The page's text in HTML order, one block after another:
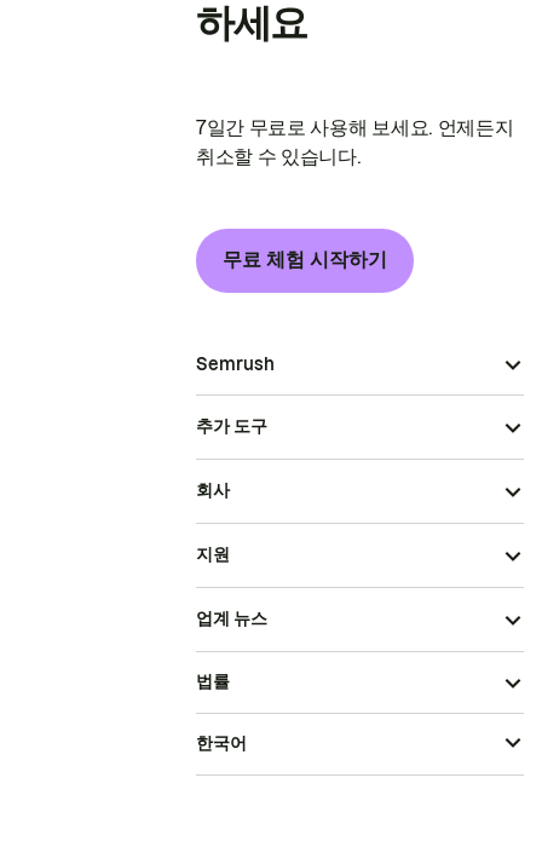
하세요
7일간 무료로 사용해 보세요. 언제든지
취소할 수 있습니다.
무료 체험 시작하기
Semrush
추가 도구
회사
지원
업계 뉴스
법률
한국어